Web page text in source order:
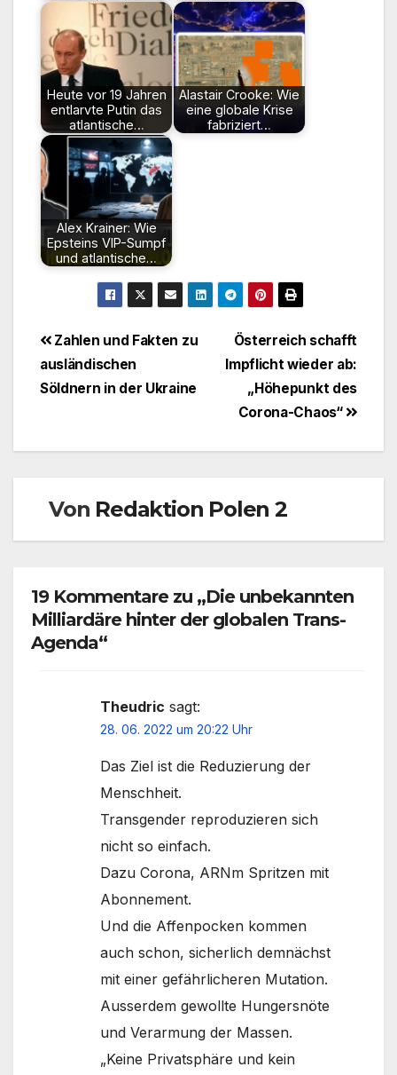
Heute vor 19 Jahren
entlarvte Putin das
atlantische…
Alastair Crooke: Wie
eine globale Krise
fabriziert…
Alex Krainer: Wie
Epsteins VIP-Sumpf
und atlantische…
BeitragsnavigationÖsterreich schafft
Impflicht wieder ab:
„Höhepunkt des
Corona-Chaos“
Zahlen und Fakten zu
ausländischen
Söldnern in der Ukraine
Von Redaktion Polen 2
19 Kommentare zu „Die unbekannten
Milliardäre hinter der globalen Trans-
Agenda“
Theudric sagt:
28. 06. 2022 um 20:22 Uhr
Das Ziel ist die Reduzierung der
Menschheit.
Transgender reproduzieren sich
nicht so einfach.
Dazu Corona, ARNm Spritzen mit
Abonnement.
Und die Affenpocken kommen
auch schon, sicherlich demnächst
mit einer gefährlicheren Mutation.
Ausserdem gewollte Hungersnöte
und Verarmung der Massen.
„Keine Privatsphäre und kein